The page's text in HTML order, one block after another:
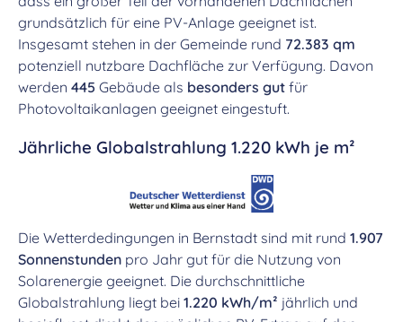
grundsätzlich für eine PV-Anlage geeignet ist.
Insgesamt stehen in der Gemeinde rund 72.383 qm
potenziell nutzbare Dachfläche zur Verfügung. Davon
werden 445 Gebäude als besonders gut für
Photovoltaikanlagen geeignet eingestuft.
Jährliche Globalstrahlung 1.220 kWh je m²
Die Wetterdedingungen in Bernstadt sind mit rund 1.907
Sonnenstunden pro Jahr gut für die Nutzung von
Solarenergie geeignet. Die durchschnittliche
Globalstrahlung liegt bei 1.220 kWh/m² jährlich und